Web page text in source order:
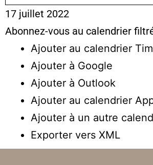
17 juillet 2022
Abonnez-vous au calendrier
Ajouter au calendrier
Ajouter à Google
Ajouter à Outlook
Ajouter au calendrier
Ajouter à un autre
Exporter vers XML